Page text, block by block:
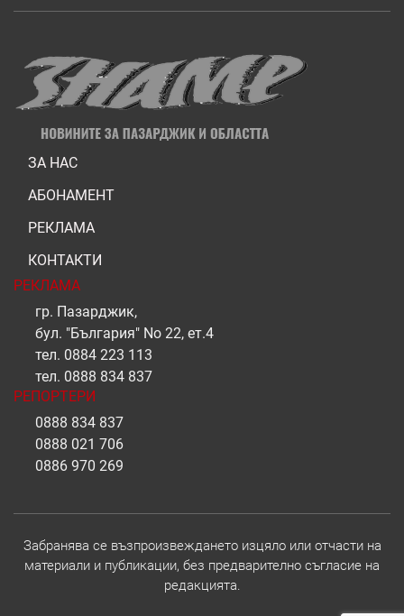
ЗА НАС
АБОНАМЕНТ
РЕКЛАМА
КОНТАКТИ
РЕКЛАМА
гр. Пазарджик,
бул. "България" No 22, ет.4
тел. 0884 223 113
тел. 0888 834 837
РЕПОРТЕРИ
0888 834 837
0888 021 706
0886 970 269
Забранява се възпроизвеждането изцяло или отчасти на
материали и публикации, без предварително съгласие на
редакцията.